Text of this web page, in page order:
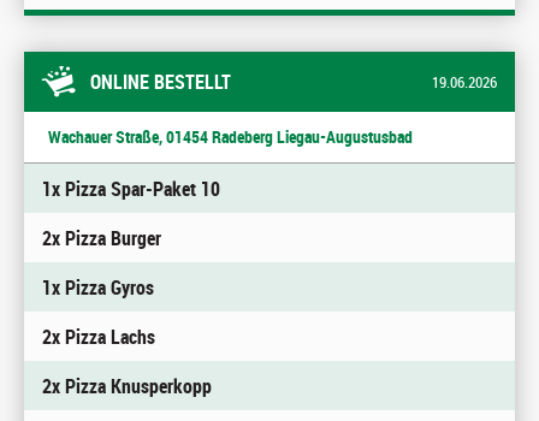
ONLINE BESTELLT 19.06.2026
Wachauer Straße, 01454 Radeberg Liegau-Augustusbad
1x Pizza Spar-Paket 10
2x Pizza Burger
1x Pizza Gyros
2x Pizza Lachs
2x Pizza Knusperkopp